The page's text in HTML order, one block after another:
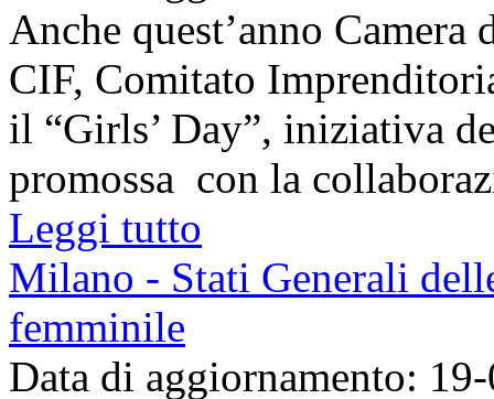
Anche quest’anno
CIF, Comitato
il “Girls’ Day”, iniziativa
promossa con la
Leggi tutto
Milano - Stati Generali
femminile
Data di aggiornamento: